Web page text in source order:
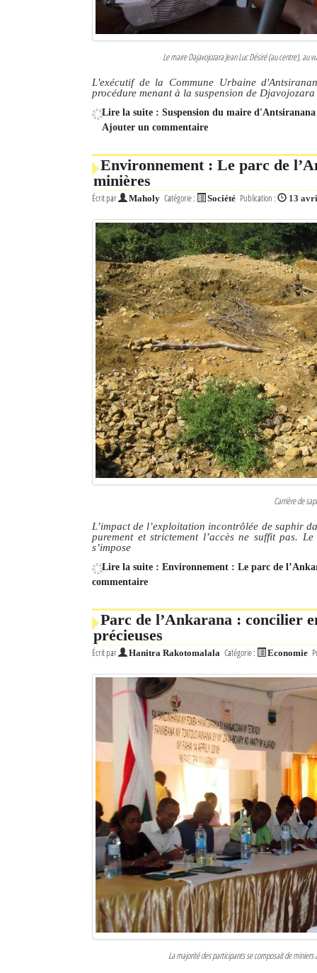
Le maire Dajavojozara Jean Luc Désiré (au centre),
L'exécutif de la Commune Urbaine
procédure menant à la suspension de
Lire la suite : Suspension du maire
Ajouter un commentaire
Environnement : Le parc de
minières
Écrit par Maholy Catégorie : Société Publication : 13
Carrière de
L’impact de l’exploitation incontrôlée de saphir
purement et strictement l’accès ne suffit pas.
s’impose
Lire la suite : Environnement : Le parc de
commentaire
Parc de l’Ankarana : concilier
précieuses
Écrit par Hanitra Rakotomalala Catégorie : Economie
La majorité des participants se composait de